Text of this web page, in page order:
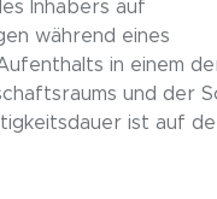
Inhabers auf
während eines
in einem
und der
ist auf